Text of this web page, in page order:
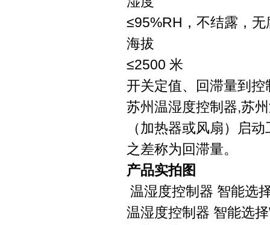
≤95%RH，不结露，无
海拔
≤2500 米
开关定值、回滞量到控
苏州温湿度控制器,苏
（加热器或风扇）启
之差称为回滞量。
产品实拍图
温湿度控制器 智能选
温湿度控制器 智能选